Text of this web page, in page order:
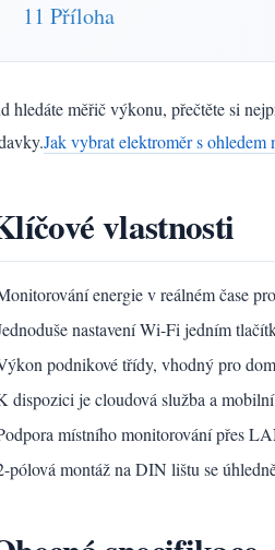
11 Příloha
hledáte měřič výkonu, přečtěte si
Jak vybrat elektroměr s ohledem
vlastnosti
energie v reálném čase
nastavení Wi-Fi jedním
podnikové třídy, vhodný pro
dispozici je cloudová služba a
místního monitorování přes
pólová montáž na DIN lištu se